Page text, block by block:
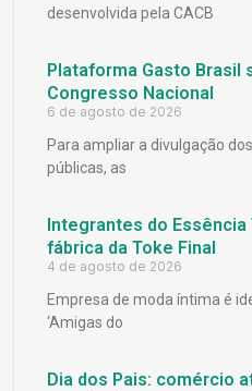
desenvolvida pela CACB
Plataforma Gasto Brasil
Congresso Nacional
6 de agosto de 2026
Para ampliar a divulgação
públicas, as
Integrantes do
fábrica da Toke Final
4 de agosto de 2026
Empresa de moda íntima é
‘Amigas do
Dia dos Pais: comércio